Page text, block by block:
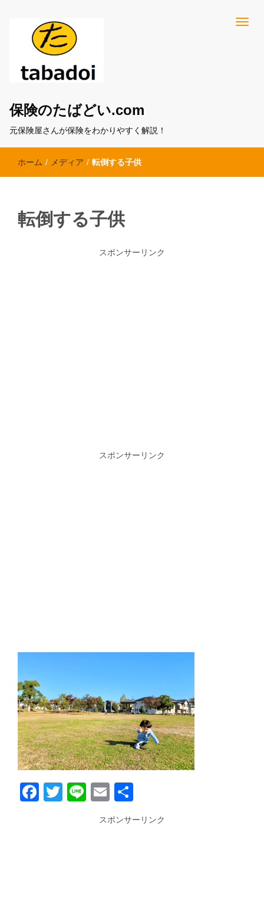
保険のたばどい.com
元保険屋さんが保険をわかりやすく解説！
ホーム / メディア / 転倒する子供
転倒する子供
スポンサーリンク
スポンサーリンク
Facebook
Twitter
LineEmail
スポンサーリンク